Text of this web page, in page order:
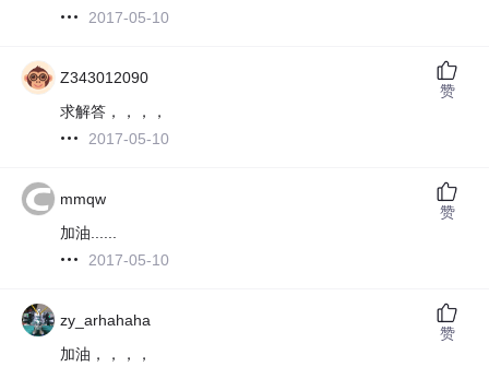
2017-05-10
Z343012090
求解答，，，，
2017-05-10
赞
mmqw
加油......
2017-05-10
赞
zy_arhahaha
加油，，，，
赞